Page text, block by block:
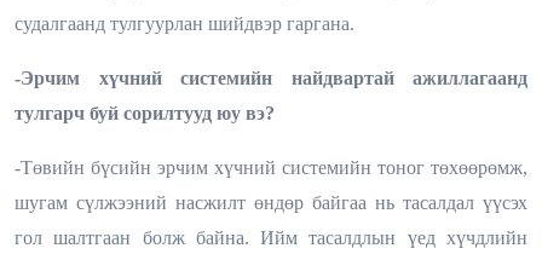
судалгаанд тулгуурлан шийдвэр гаргана.
-Эрчим хүчний системийн найдвартай ажиллагаанд
тулгарч буй сорилтууд юу вэ?
-Төвийн бүсийн эрчим хүчний системийн тоног төхөөрөмж,
шугам сүлжээний насжилт өндөр байгаа нь тасалдал үүсэх
гол шалтгаан болж байна. Ийм тасалдлын үед хүчдлийн